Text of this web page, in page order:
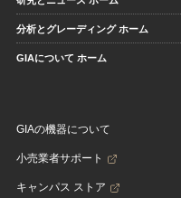
分析とグレーディング ホーム
GIAについて ホーム
GIAの機器について
小売業者サポート
キャンパス ストア